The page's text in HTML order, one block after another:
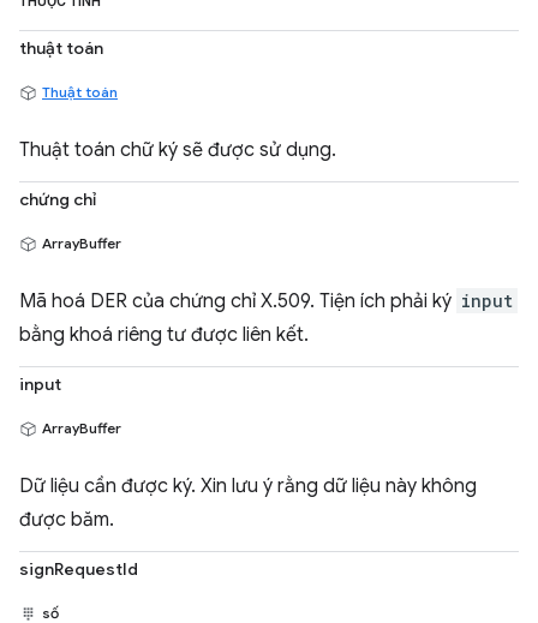
thuật toán
Thuật toán
Thuật toán chữ ký sẽ được sử dụng.
chứng chỉ
ArrayBuffer
Mã hoá DER của chứng chỉ X.509. Tiện ích phải ký input
bằng khoá riêng tư được liên kết.
input
ArrayBuffer
Dữ liệu cần được ký. Xin lưu ý rằng dữ liệu này không
được băm.
signRequestId
số